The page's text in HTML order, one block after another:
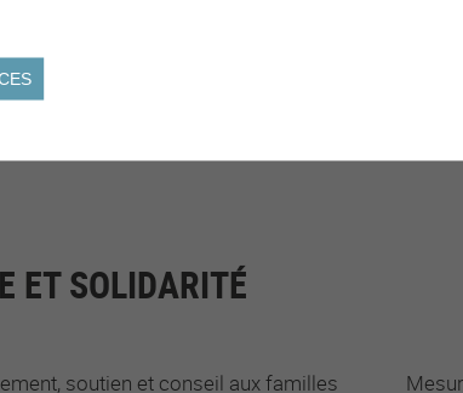
événements physiques et sportifs
addictions et comportements à risques
ET SOLIDARITÉ
soutien et conseil aux familles